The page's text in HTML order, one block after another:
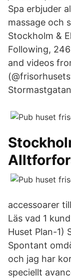
Spa erbjuder
massage och
Stockholm &
Following,
and videos
accessoarer
Läs vad 1
Huset Plan-1)
Spontant
och jag har
speciellt